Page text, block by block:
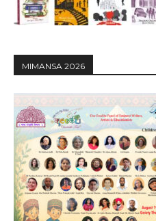
MIMANSA 2026